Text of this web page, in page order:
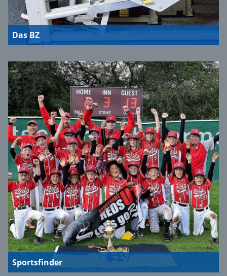
Das BZ
Sportsfinder